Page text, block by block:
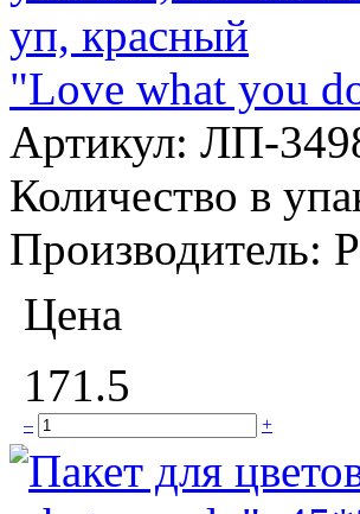
"Love what you
Артикул: ЛП-
Количество в
Производитель:
Цена
171.5
– +